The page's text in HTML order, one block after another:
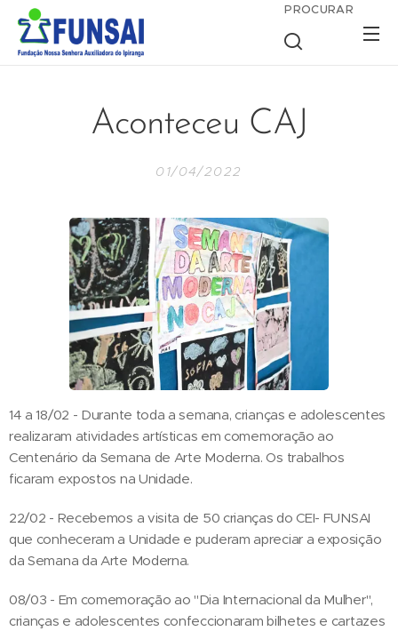
PROCURAR
Aconteceu CAJ
01/04/2022
14 a 18/02 - Durante toda a semana, crianças e adolescentes
realizaram atividades artísticas em comemoração ao
Centenário da Semana de Arte Moderna. Os trabalhos
ficaram expostos na Unidade.
22/02 - Recebemos a visita de 50 crianças do CEI- FUNSAI
que conheceram a Unidade e puderam apreciar a exposição
da Semana da Arte Moderna.
08/03 - Em comemoração ao "Dia Internacional da Mulher",
crianças e adolescentes confeccionaram bilhetes e cartazes